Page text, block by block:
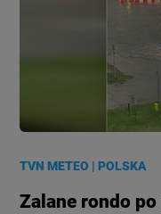
TVN METEO |POLSKA
Zalane rondo